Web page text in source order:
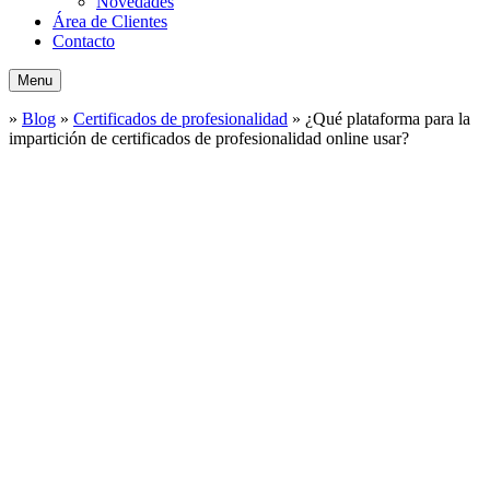
Área de Clientes
Contacto
Menu
» Blog » Certificados de profesionalidad » ¿Qué plataforma para la
impartición de certificados de profesionalidad online usar?